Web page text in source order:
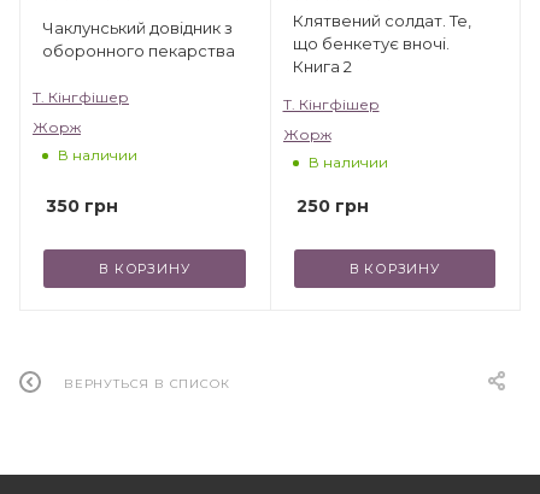
Чаклунський довідник з
оборонного пекарства
Т. Кінгфішер
Жорж
В наличии
350 грн
В КОРЗИНУ
Клятвений солдат. Те,
що бенкетує вночі.
Книга 2
Т. Кінгфішер
Жорж
В наличии
250грн
В КОРЗИНУ
ВЕРНУТЬСЯ В СПИСОК